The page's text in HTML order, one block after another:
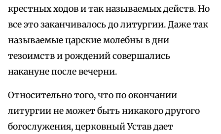
крестных ходов и так называемых действ. Но
все это заканчивалось до литургии. Даже так
называемые царские молебны в дни
тезоимств и рождений совершались
накануне после вечерни.
Относительно того, что по окончании
литургии не может быть никакого другого
богослужения, церковный Устав дает